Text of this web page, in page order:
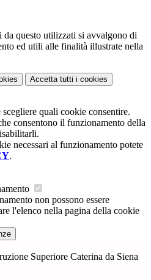
questo utilizzati si avvalgono di
ed utili alle finalità illustrate nella
Accetta tutti i cookies
quali cookie consentire.
consentono il funzionamento della
necessari al funzionamento potete
.
non possono essere
l'elenco nella pagina della cookie
Superiore Caterina da Siena